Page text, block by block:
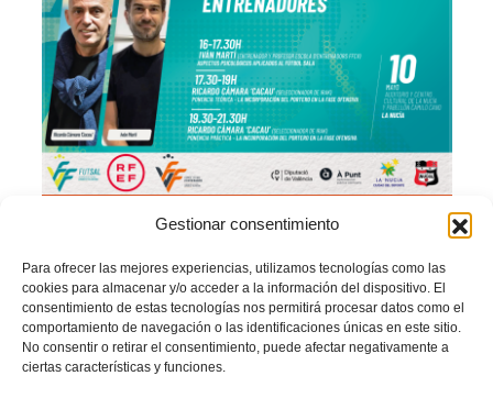
Gestionar consentimiento
Para ofrecer las mejores experiencias, utilizamos tecnologías como las
cookies para almacenar y/o acceder a la información del dispositivo. El
consentimiento de estas tecnologías nos permitirá procesar datos como el
comportamiento de navegación o las identificaciones únicas en este sitio.
No consentir o retirar el consentimiento, puede afectar negativamente a
ciertas características y funciones.
, ofrece de forma gratuita a todos los entrenadores/as la
formación necesaria para obtener el
Certificado de Actualización y Reciclaje
documento que será obligatorio para obtener la licencia en la temporada 25/26.
El viernes 10 de mayo se celebrará en elAuditorio y Casa de la Cultura de La
Nucía (parte teórica) y en el Pabellón Camilo Cano de La Nucía (parte